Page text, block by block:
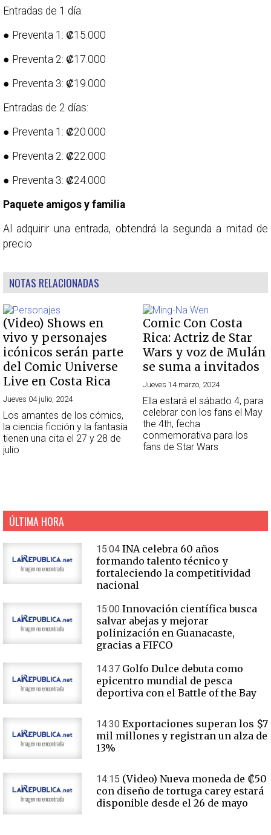
Entradas de 1 día:
● Preventa 1: ₡15.000
● Preventa 2: ₡17.000
● Preventa 3: ₡19.000
Entradas de 2 días:
● Preventa 1: ₡20.000
● Preventa 2: ₡22.000
● Preventa 3: ₡24.000
Paquete amigos y familia
Al adquirir una entrada, obtendrá la segunda a mitad de
precio
NOTAS RELACIONADAS
(Video) Shows en
vivo y personajes
icónicos serán parte
del Comic Universe
Live en Costa Rica
Jueves 04 julio, 2024
Los amantes de los cómics,
la ciencia ficción y la fantasía
tienen una cita el 27 y 28 de
julio
Comic Con Costa
Rica: Actriz de Star
Wars y voz de Mulán
se suma a invitados
Jueves 14 marzo, 2024
Ella estará el sábado 4, para
celebrar con los fans el May
the 4th, fecha
conmemorativa para los
fans de Star Wars
ÚLTIMA HORA
15:04 INA celebra 60 años
formando talento técnico y
fortaleciendo la competitividad
nacional
15:00 Innovación científica busca
salvar abejas y mejorar
polinización en Guanacaste,
gracias a FIFCO
14:37 Golfo Dulce debuta como
epicentro mundial de pesca
deportiva con el Battle of the Bay
14:30 Exportaciones superan los $7
mil millones y registran un alza de
13%
14:15 (Video) Nueva moneda de ₡50
con diseño de tortuga carey estará
disponible desde el 26 de mayo